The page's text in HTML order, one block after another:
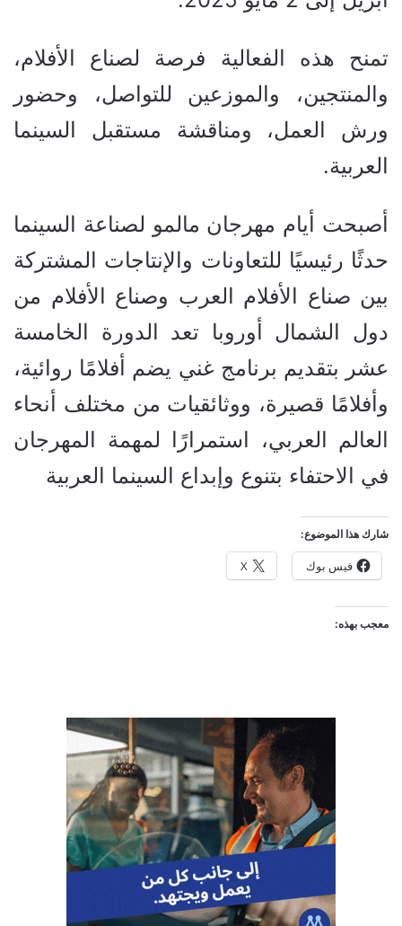
تمنح هذه الفعالية فرصة لصناع الأفلام،
والمنتجين، والموزعين للتواصل، وحضور
ورش العمل، ومناقشة مستقبل السينما
العربية.
أصبحت أيام مهرجان مالمو لصناعة السينما
حدثًا رئيسيًا للتعاونات والإنتاجات المشتركة
بين صناع الأفلام العرب وصناع الأفلام من
دول الشمال أوروبا تعد الدورة الخامسة
عشر بتقديم برنامج غني يضم أفلامًا روائية،
وأفلامًا قصيرة، ووثائقيات من مختلف أنحاء
العالم العربي، استمرارًا لمهمة المهرجان
في الاحتفاء بتنوع وإبداع السينما العربية
شارك هذا الموضوع:
فيس بوك X
معجب بهذه: